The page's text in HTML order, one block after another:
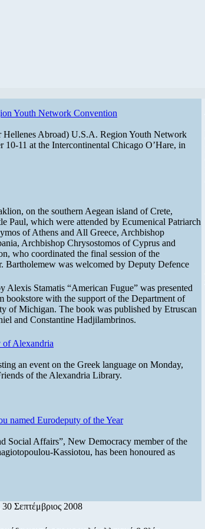
Youth Network Convention
Abroad) U.S.A. Region Youth Network
11 at the Intercontinental Chicago O’Hare, in
on the southern Aegean island of Crete,
Paul, which were attended by Ecumenical Patriarch
of Athens and All Greece, Archbishop
Archbishop Chrysostomos of Cyprus and
who coordinated the final session of the
Bartholemew was welcomed by Deputy Defence
Alexis Stamatis “American Fugue” was presented
bookstore with the support of the Department of
of Michigan. The book was published by Etruscan
and Constantine Hadjilambrinos.
of Alexandria
an event on the Greek language on Monday,
of the Alexandria Library.
named Eurodeputy of the Year
Social Affairs”, New Democracy member of the
Kassiotou, has been honoured as
30 Σεπτέμβριος 2008